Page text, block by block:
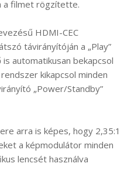
a filmet rögzítette.
HDMI-CEC
távirányítóján a „Play”
automatikusan bekapcsol
kikapcsol minden
„Power/Standby”
arra is képes, hogy 2,35:1
a képmodulátor minden
lencsét használva